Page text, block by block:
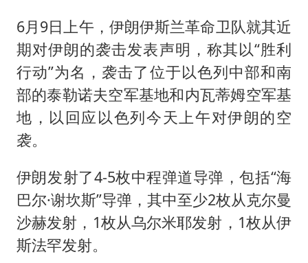
泰国：高度重视中国游客旅游体验
上海大部迎大暴雨
《龙餐馆》 冲奖
蒯曼挺进WTT横滨冠军赛女单四强
以军士兵把枪口对准中国记者
白海豚5次眼壁置换
构建更高水平的全民健身公共服务体系
6月9日上午，伊朗伊斯兰革命卫队就其近
期对伊朗的袭击发表声明，称其以“胜利
行动”为名，袭击了位于以色列中部和南
部的泰勒诺夫空军基地和内瓦蒂姆空军基
地，以回应以色列今天上午对伊朗的空
袭。
伊朗发射了4-5枚中程弹道导弹，包括“海
巴尔·谢坎斯”导弹，其中至少2枚从克尔曼
沙赫发射，1枚从乌尔米耶发射，1枚从伊
斯法罕发射。